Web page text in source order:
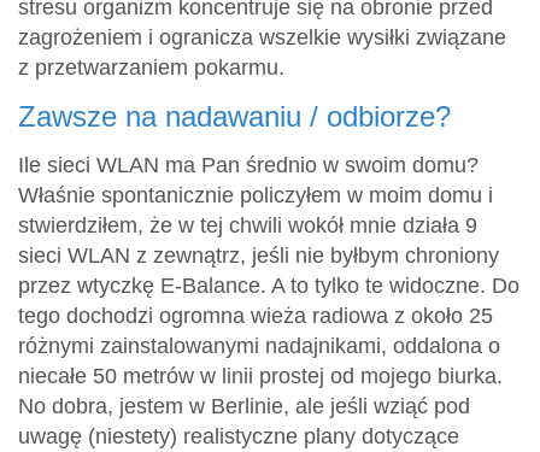
stresu organizm koncentruje się na obronie przed
zagrożeniem i ogranicza wszelkie wysiłki związane
z przetwarzaniem pokarmu.
Zawsze na nadawaniu / odbiorze?
Ile sieci WLAN ma Pan średnio w swoim domu?
Właśnie spontanicznie policzyłem w moim domu i
stwierdziłem, że w tej chwili wokół mnie działa 9
sieci WLAN z zewnątrz, jeśli nie byłbym chroniony
przez wtyczkę E-Balance. A to tylko te widoczne. Do
tego dochodzi ogromna wieża radiowa z około 25
różnymi zainstalowanymi nadajnikami, oddalona o
niecałe 50 metrów w linii prostej od mojego biurka.
No dobra, jestem w Berlinie, ale jeśli wziąć pod
uwagę (niestety) realistyczne plany dotyczące